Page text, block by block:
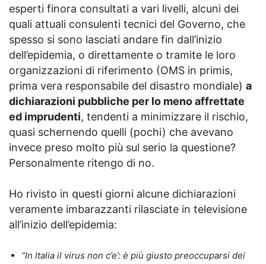
esperti finora consultati a vari livelli, alcuni dei
quali attuali consulenti tecnici del Governo, che
spesso si sono lasciati andare fin dall’inizio
dell’epidemia, o direttamente o tramite le loro
organizzazioni di riferimento (OMS in primis,
prima vera responsabile del disastro mondiale) a
dichiarazioni pubbliche per lo meno affrettate
ed imprudenti, tendenti a minimizzare il rischio,
quasi schernendo quelli (pochi) che avevano
invece preso molto più sul serio la questione?
Personalmente ritengo di no.
Ho rivisto in questi giorni alcune dichiarazioni
veramente imbarazzanti rilasciate in televisione
all’inizio dell’epidemia:
“In Italia il virus non c’e’: è più giusto preoccuparsi dei